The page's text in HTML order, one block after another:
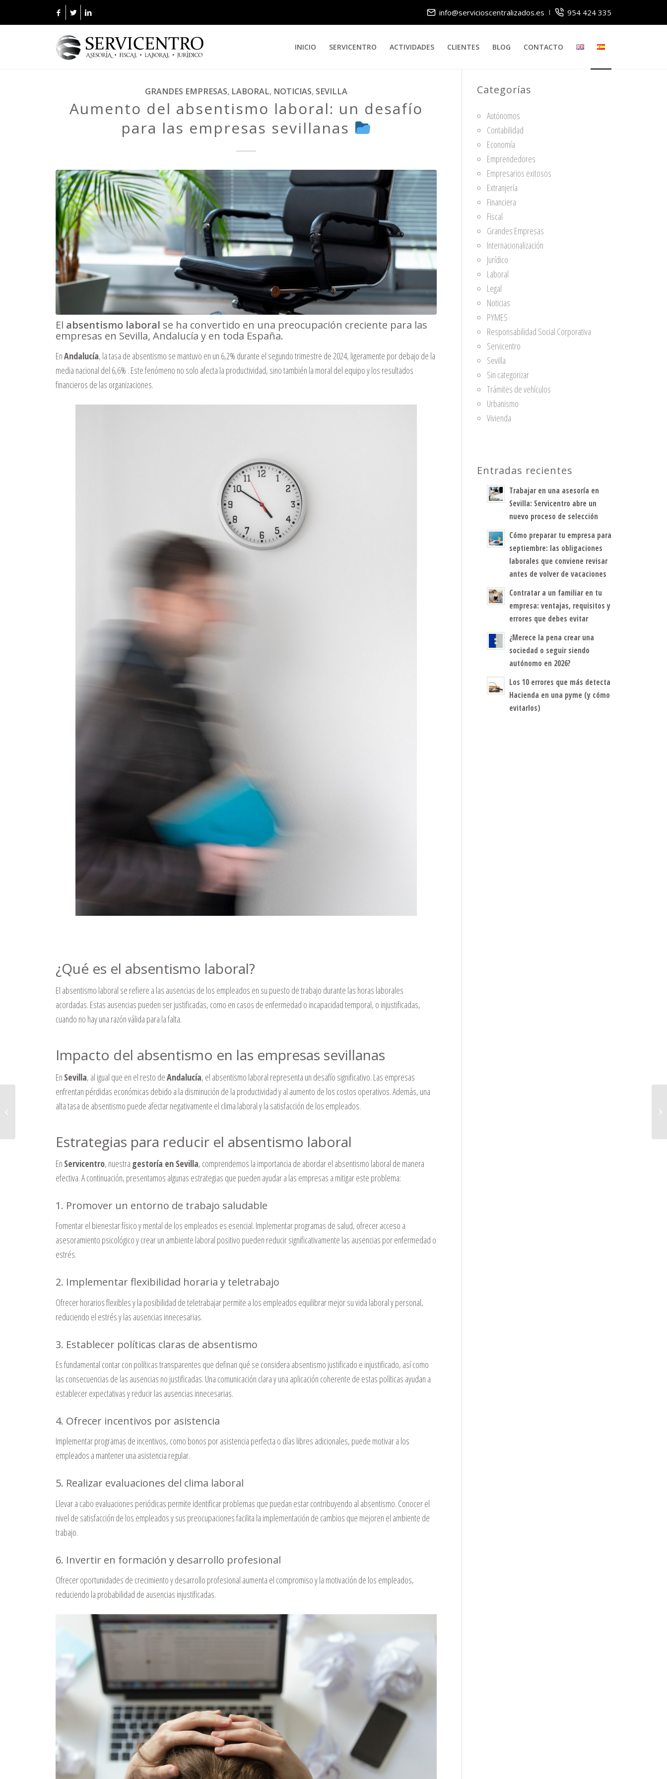
info@servicioscentralizados.es 954 424 335
INICIO SERVICENTRO ACTIVIDADES CLIENTES BLOG CONTACTO
GRANDES EMPRESAS, LABORAL, NOTICIAS, SEVILLA
Aumento del absentismo laboral: un desafío
para las empresas sevillanas
El absentismo laboral se ha convertido en una preocupación creciente para las
empresas en Sevilla, Andalucía y en toda España.
EnAndalucía, la tasa de absentismo se mantuvo en un 6,2% durante el segundo trimestre de 2024, ligeramente por debajo de la
media nacional del 6,6% . Este fenómeno no solo afecta la productividad, sino también la moral del equipo y los resultados
financieros de las organizaciones.
¿Qué es el absentismo laboral?
El absentismo laboral se refiere a las ausencias de los empleados en su puesto de trabajo durante las horas laborales
acordadas. Estas ausencias pueden ser justificadas, como en casos de enfermedad o incapacidad temporal, o injustificadas,
cuando no hay una razón válida para la falta.
Impacto del absentismo en las empresas sevillanas
En Sevilla, al igual que en el resto deAndalucía, el absentismo laboral representa un desafío significativo. Las empresas
enfrentan pérdidas económicas debido a la disminución de la productividad y al aumento de los costos operativos.Además, una
alta tasa de absentismo puede afectar negativamente el clima laboral y la satisfacción de los empleados.
Estrategias para reducir el absentismo laboral
En Servicentro, nuestra gestoría en Sevilla, comprendemos la importancia de abordar el absentismo laboral de manera
efectiva. A continuación, presentamos algunas estrategias que pueden ayudar a las empresas a mitigar este problema:
1. Promover un entorno de trabajo saludable
Fomentar el bienestar físico y mental de los empleados es esencial. Implementar programas de salud, ofrecer acceso a
asesoramiento psicológico y crear un ambiente laboral positivo pueden reducir significativamente las ausencias por enfermedad o
estrés.
2. Implementar flexibilidad horaria y teletrabajo
Ofrecer horarios flexibles y la posibilidad de teletrabajar permite a los empleados equilibrar mejor su vida laboral y personal,
reduciendo el estrés y las ausencias innecesarias.
3. Establecer políticas claras de absentismo
Es fundamental contar con políticas transparentes que definan qué se considera absentismo justificado e injustificado, así como
las consecuencias de las ausencias no justificadas. Una comunicación clara y una aplicación coherente de estas políticas ayudan a
establecer expectativas y reducir las ausencias innecesarias.
4. Ofrecer incentivos por asistencia
Implementar programas de incentivos, como bonos por asistencia perfecta o días libres adicionales, puede motivar a los
empleados a mantener una asistencia regular.
5. Realizar evaluaciones del clima laboral
Llevar a cabo evaluaciones periódicas permite identificar problemas que puedan estar contribuyendo al absentismo. Conocer el
nivel de satisfacción de los empleados y sus preocupaciones facilita la implementación de cambios que mejoren el ambiente de
trabajo.
6. Invertir en formación y desarrollo profesional
Ofrecer oportunidades de crecimiento y desarrollo profesional aumenta el compromiso y la motivación de los empleados,
reduciendo la probabilidad de ausencias injustificadas.
Categorías
Autónomos
Contabilidad
Economía
Emprendedores
Empresarios exitosos
Extranjería
Financiera
Fiscal
Grandes Empresas
Internacionalización
Jurídico
Laboral
Legal
Noticias
PYMES
Responsabilidad Social Corporativa
Servicentro
Sevilla
Sin categorizar
Trámites de vehículos
Urbanismo
Vivienda
Entradas recientes
Trabajar en una asesoría en
Sevilla: Servicentro abre un
nuevo proceso de selección
Cómo preparar tu empresa para
septiembre: las obligaciones
laborales que conviene revisar
antes de volver de vacaciones
Contratar a un familiar en tu
empresa: ventajas, requisitos y
errores que debes evitar
¿Merece la pena crear una
sociedad o seguir siendo
autónomo en 2026?
Los 10 errores que más detecta
Hacienda en una pyme (y cómo
evitarlos)
Declaración de la Renta 2024:
novedades y cómo podemos